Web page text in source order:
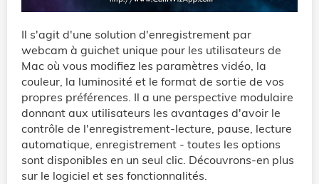
Il s'agit d'une solution d'enregistrement par
webcam à guichet unique pour les utilisateurs de
Mac où vous modifiez les paramètres vidéo, la
couleur, la luminosité et le format de sortie de vos
propres préférences. Il a une perspective modulaire
donnant aux utilisateurs les avantages d'avoir le
contrôle de l'enregistrement-lecture, pause, lecture
automatique, enregistrement - toutes les options
sont disponibles en un seul clic. Découvrons-en plus
sur le logiciel et ses fonctionnalités.